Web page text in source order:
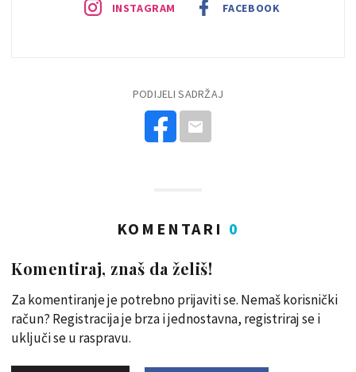
INSTAGRAM FACEBOOK
PODIJELI SADRŽAJ
KOMENTARI 0
Komentiraj, znaš da želiš!
Za komentiranje je potrebno prijaviti se. Nemaš korisnički
račun? Registracija je brza i jednostavna, registriraj se i
uključi se u raspravu.